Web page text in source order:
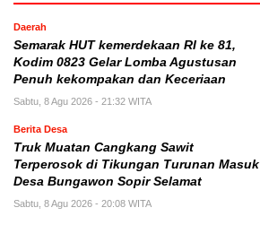
Daerah
Semarak HUT kemerdekaan RI ke 81,
Kodim 0823 Gelar Lomba Agustusan
Penuh kekompakan dan Keceriaan
Sabtu, 8 Agu 2026 - 21:32 WITA
Berita Desa
Truk Muatan Cangkang Sawit
Terperosok di Tikungan Turunan Masuk
Desa Bungawon Sopir Selamat
Sabtu, 8 Agu 2026 - 20:08 WITA